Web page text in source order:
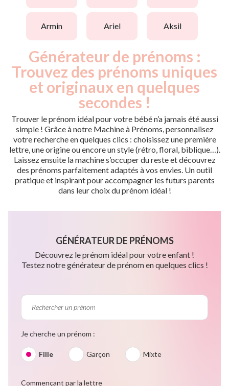
armin ariel aksil
Générateur de prénoms :
Trouvez des prénoms uniques
et originaux en quelques
secondes !
Trouver le prénom idéal pour votre bébé n’a jamais été aussi
simple ! Grâce à notre Machine à Prénoms, personnalisez
votre recherche en quelques clics : choisissez une première
lettre, une origine ou encore un style (rétro, floral, biblique…).
Laissez ensuite la machine s’occuper du reste et découvrez
des prénoms parfaitement adaptés à vos envies. Un outil
pratique et inspirant pour accompagner les futurs parents
dans leur choix du prénom idéal !
GÉNÉRATEUR DE PRÉNOMS
Découvrez le prénom idéal pour votre enfant !
Testez notre générateur de prénom en quelques clics !
Je cherche un prénom :
Fille Garçon Mixte
Commençant par la lettre